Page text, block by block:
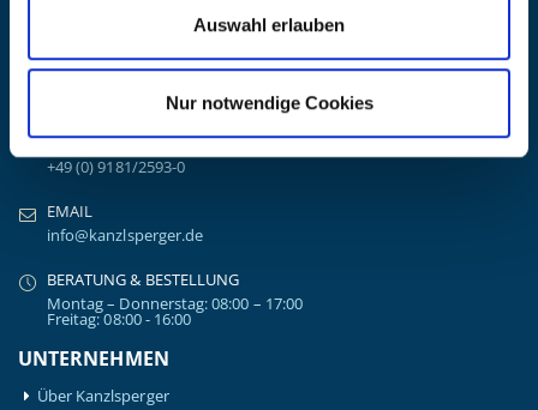
Auswahl erlauben
Nur notwendige Cookies
KONTAKTIEREN SIE UNS
ADRESSE
Ziegelhöhe 8, Berngau, D-92361
BÜRO HOTLINE
+49 (0) 9181/2593-0
EMAIL
info@kanzlsperger.de
BERATUNG & BESTELLUNG
Montag – Donnerstag: 08:00 – 17:00
Freitag: 08:00 - 16:00
UNTERNEHMEN
Über Kanzlsperger